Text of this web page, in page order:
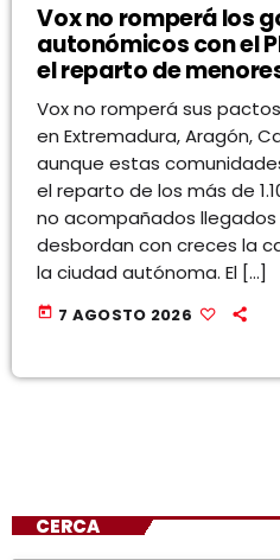
Vox no romperá los
autonómicos con el
el reparto de
Vox no romperá sus
en Extremadura, Aragón,
aunque estas
el reparto de los más de
no acompañados
desbordan con creces la
la ciudad autónoma. El […]
today 7 AGOSTO 2026
CERCA